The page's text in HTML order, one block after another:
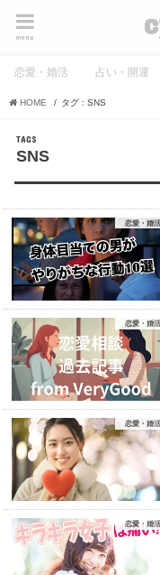
menu
恋愛・婚活 占い・開運
HOME タグ : SNS
SNS
恋愛・婚活
恋愛・婚活
恋愛・婚活
恋愛・婚活